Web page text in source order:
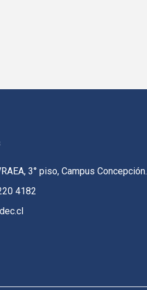
3° piso, Campus Concepción.
4182